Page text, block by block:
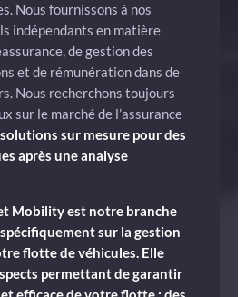
Nous fournissons à nos
indépendants en matière
de gestion des
et de rémunération dans de
Nous recherchons toujours
sur le marché de l’assurance
sur mesure pour des
après une analyse
Mobility est notre branche
sur la gestion
flotte de véhicules. Elle
permettant de garantir